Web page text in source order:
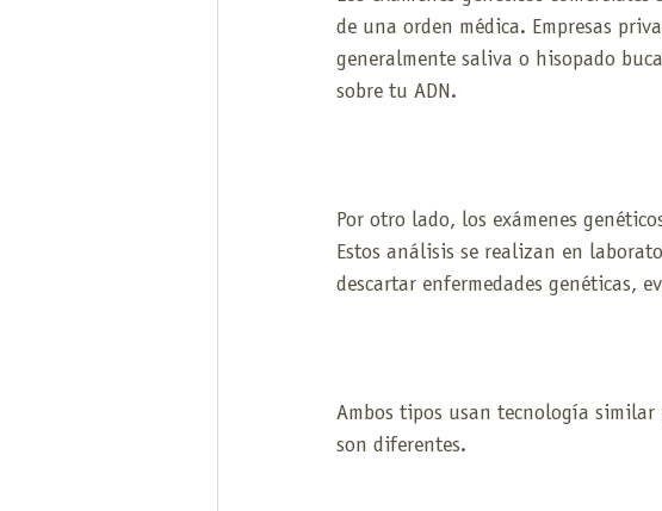
de una orden médica. Empresas
generalmente saliva o hisopado
sobre tu ADN.
Por otro lado, los exámenes
Estos análisis se realizan en
descartar enfermedades genéticas,
Ambos tipos usan tecnología
son diferentes.